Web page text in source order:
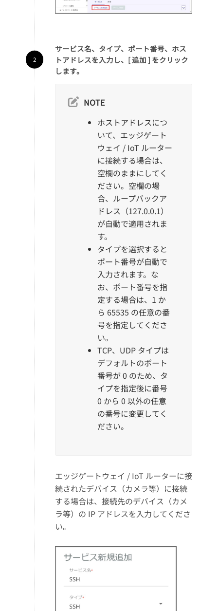
サービス名、タイプ、ポート番号、ホス
トアドレスを入力し、[ 追加 ] をクリック
します。
NOTE
ホストアドレスにつ
いて、エッジゲート
ウェイ / IoT ルーター
に接続する場合は、
空欄のままにしてく
ださい。空欄の場
合、ループバックア
ドレス（127.0.0.1）
が自動で適用されま
す。
タイプを選択すると
ポート番号が自動で
入力されます。な
お、ポート番号を指
定する場合は、1 か
ら 65535 の任意の番
号を指定してくださ
い。
TCP、UDP タイプは
デフォルトのポート
番号が 0 のため、タ
イプを指定後に番号
0 から 0 以外の任意
の番号に変更してく
ださい。
エッジゲートウェイ / IoT ルーターに接
続されたデバイス（カメラ等）に接続
する場合は、接続先のデバイス（カメ
ラ等）の IP アドレスを入力してくださ
い。